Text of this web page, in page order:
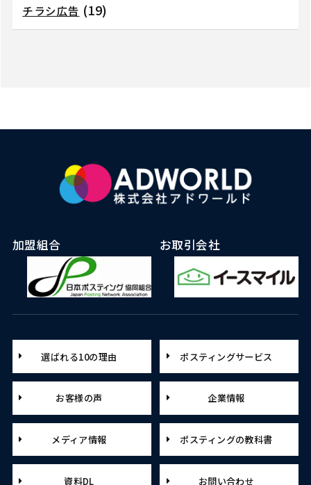
チラシ広告 (19)
加盟組合 お取引会社
選ばれる10の理由 ポスティングサービス
お客様の声 企業情報
メディア情報 ポスティングの教科書
資料DL お問い合わせ